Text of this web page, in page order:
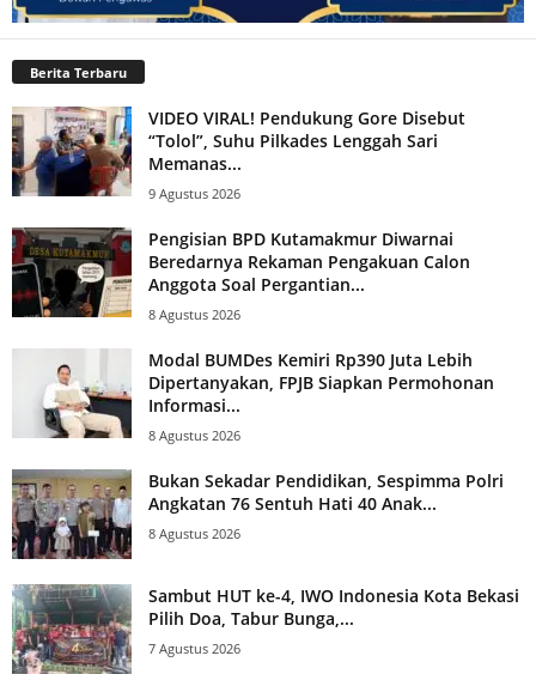
Berita Terbaru
VIDEO VIRAL! Pendukung Gore Disebut
“Tolol”, Suhu Pilkades Lenggah Sari
Memanas...
9 Agustus 2026
Pengisian BPD Kutamakmur Diwarnai
Beredarnya Rekaman Pengakuan Calon
Anggota Soal Pergantian...
8 Agustus 2026
Modal BUMDes Kemiri Rp390 Juta Lebih
Dipertanyakan, FPJB Siapkan Permohonan
Informasi...
8 Agustus 2026
Bukan Sekadar Pendidikan, Sespimma Polri
Angkatan 76 Sentuh Hati 40 Anak...
8 Agustus 2026
Sambut HUT ke-4, IWO Indonesia Kota Bekasi
Pilih Doa, Tabur Bunga,...
7 Agustus 2026